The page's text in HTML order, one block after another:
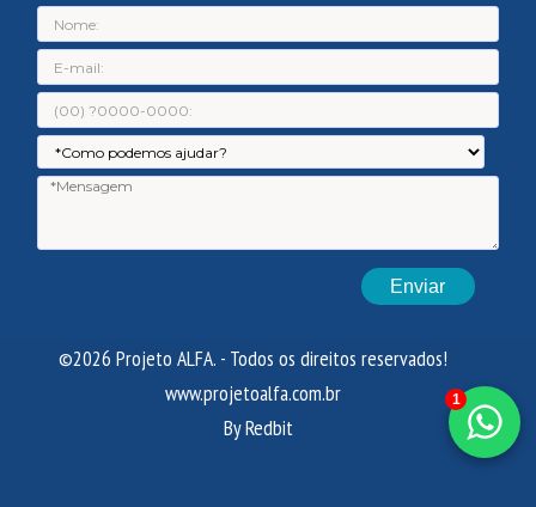
Nome:
E-
mail:
Telefone:
Assunto:
©2026 Projeto ALFA. - Todos os direitos reservados!
www.projetoalfa.com.br
By Redbit
1